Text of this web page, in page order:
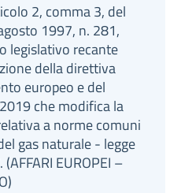
2, comma 3, del
1997, n. 281,
legislativo recante
della direttiva
europeo e del
che modifica la
a norme comuni
gas naturale - legge
EUROPEI –